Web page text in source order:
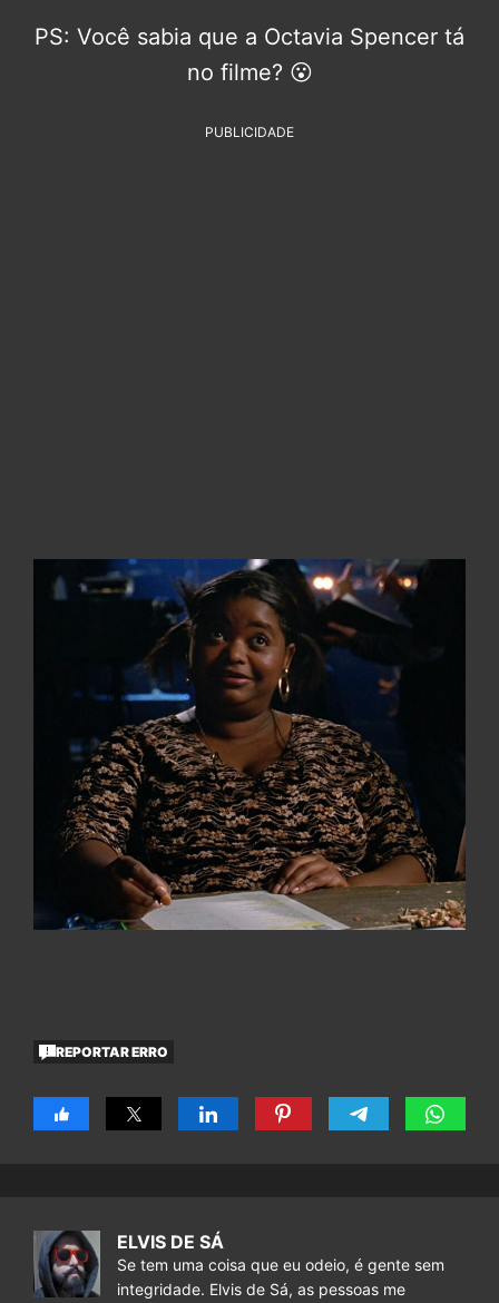
PS: Você sabia que a Octavia Spencer tá
no filme? 😮
PUBLICIDADE
REPORTAR ERRO
ELVIS DE SÁ
Se tem uma coisa que eu odeio, é gente sem
integridade. Elvis de Sá, as pessoas me